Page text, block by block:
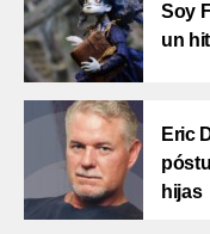
Soy
un
Eric
hijas